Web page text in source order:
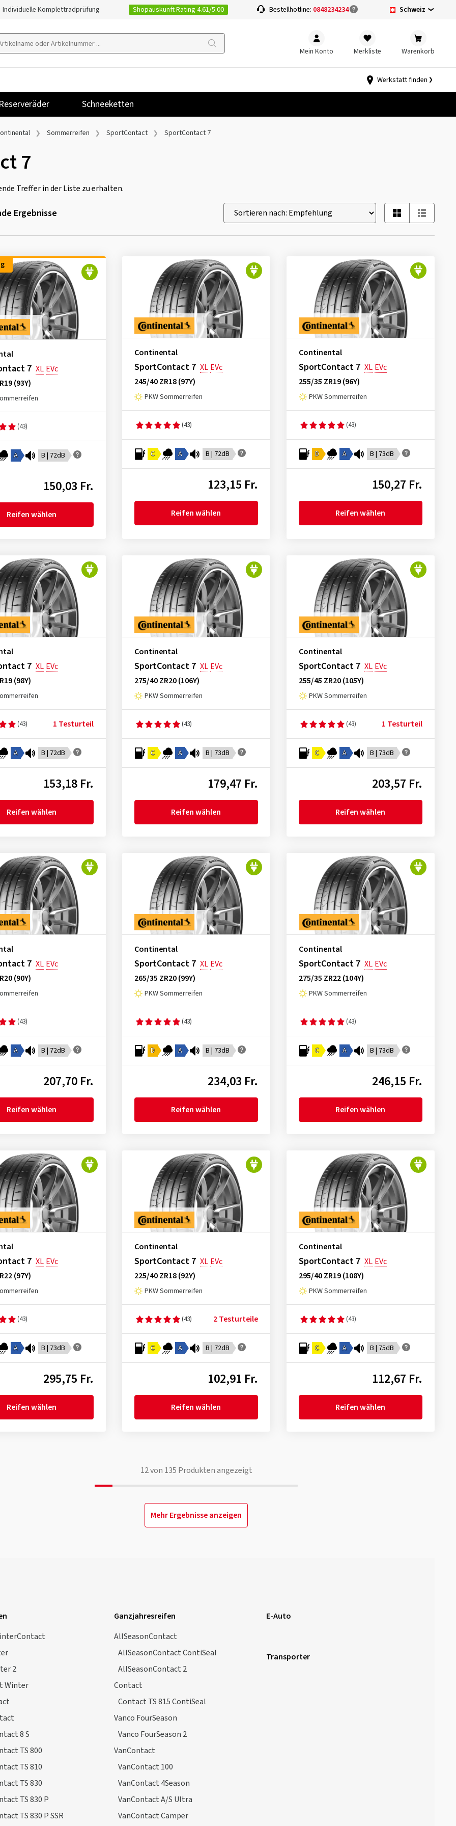
Individuelle Komplettradprüfung Shopauskunft Rating 4.61/5.00 Bestellhotline: 0848234234 Schweiz
Mein Konto Merkliste Warenkorb
Reserveräder Schneeketten
Werkstatt finden
Sommerreifen SportContact SportContact 7
7
Treffer in der Liste zu erhalten.
Ergebnisse
7 XL EVc
(93Y)
(43)
A B | 72dB
150,03 Fr.
Reifen wählen
Continental
SportContact 7 XL EVc
245/40 ZR18 (97Y)
PKW Sommerreifen
(43)
C A B | 72dB
123,15 Fr.
Reifen wählen
Continental
SportContact 7 XL EVc
255/35 ZR19 (96Y)
PKW Sommerreifen
(43)
D A B | 73dB
150,27 Fr.
Reifen wählen
7 XL EVc
(98Y)
(43) 1 Testurteil
A B | 72dB
153,18 Fr.
Reifen wählen
Continental
SportContact 7 XL EVc
275/40 ZR20 (106Y)
PKW Sommerreifen
(43)
C A B | 73dB
179,47 Fr.
Reifen wählen
Continental
SportContact 7 XL EVc
255/45 ZR20 (105Y)
PKW Sommerreifen
(43) 1 Testurteil
C A B | 73dB
203,57 Fr.
Reifen wählen
7 XL EVc
(90Y)
(43)
A B | 72dB
207,70 Fr.
Reifen wählen
Continental
SportContact 7 XL EVc
265/35 ZR20 (99Y)
PKW Sommerreifen
(43)
D A B | 73dB
234,03 Fr.
Reifen wählen
Continental
SportContact 7 XL EVc
275/35 ZR22 (104Y)
PKW Sommerreifen
(43)
C A B | 73dB
246,15 Fr.
Reifen wählen
7 XL EVc
(97Y)
(43)
A B | 73dB
295,75 Fr.
Reifen wählen
Continental
SportContact 7 XL EVc
225/40 ZR18 (92Y)
PKW Sommerreifen
(43) 2 Testurteile
C A B | 72dB
102,91 Fr.
Reifen wählen
Continental
SportContact 7 XL EVc
295/40 ZR19 (108Y)
PKW Sommerreifen
(43)
C A B | 75dB
112,67 Fr.
Reifen wählen
12von 135 Produkten angezeigt
Mehr Ergebnisse anzeigen
2
Winter
8 S
TS 800
TS 810
TS 830
TS 830 P
TS 830 P SSR
Ganzjahresreifen
AllSeasonContact
AllSeasonContact ContiSeal
AllSeasonContact 2
Contact
Contact TS 815 ContiSeal
Vanco FourSeason
Vanco FourSeason 2
VanContact
VanContact 100
VanContact 4Season
VanContact A/S Ultra
VanContact Camper
E-Auto
Transporter